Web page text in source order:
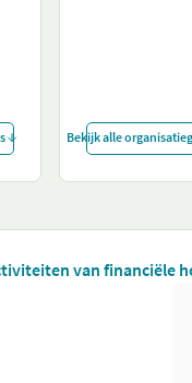
Bekijk alle
van financiële